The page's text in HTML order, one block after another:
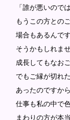
「誰が悪いので
もうこの方との
場合もあるんで
そうかもしれませ
成長してもなおご
でもご縁が切れ
あったのですか
仕事も私の中で色
まわりの方が本当